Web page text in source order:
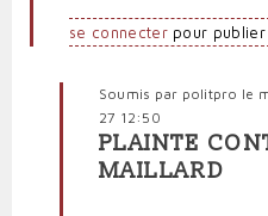
se connecterpour publier
Soumis par politpro le
27 12:50
En
réponse
PLAINTE
MAILLARD